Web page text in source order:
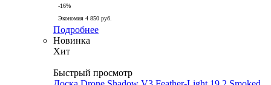
-16%
Экономия 4 850 руб.
Подробнее
Новинка
Хит
Быстрый просмотр